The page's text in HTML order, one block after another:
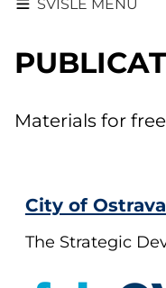
SVISLÉ MENU
Materials for
City of
The Strategic